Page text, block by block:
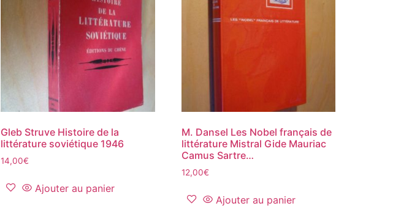
Gleb Struve Histoire de la
littérature soviétique 1946
14,00€
Ajouter au panier
M. Dansel Les Nobel français de
littérature Mistral Gide Mauriac
Camus Sartre…
12,00€
Ajouter au panier